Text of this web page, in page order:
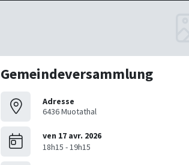
Gemeindeversammlung
Adresse
6436 Muotathal